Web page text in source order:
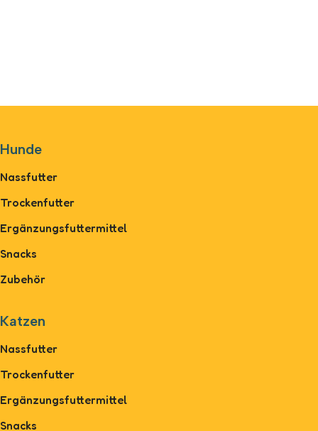
Hunde
Nassfutter
Trockenfutter
Ergänzungsfuttermittel
Snacks
Zubehör
Katzen
Nassfutter
Trockenfutter
Ergänzungsfuttermittel
Snacks